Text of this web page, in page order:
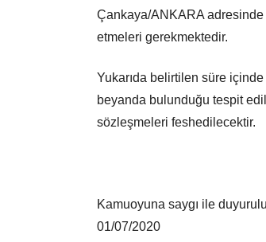
Çankaya/ANKARA
etmeleri gerekmektedir.
Yukarıda belirtilen süre
beyanda bulunduğu tespit
sözleşmeleri feshedilecektir.
Kamuoyuna saygı ile
01/07/2020